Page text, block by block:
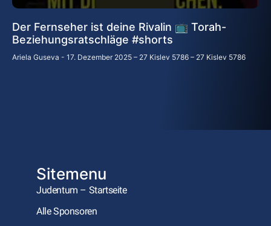
Der Fernseher ist deine Rivalin 📺 Torah-
Beziehungsratschläge #shorts
Ariela Guseva 17. Dezember 2025 – 27 Kislev 5786 – 27 Kislev 5786
Sitemenu
Judentum – Startseite
Alle Sponsoren